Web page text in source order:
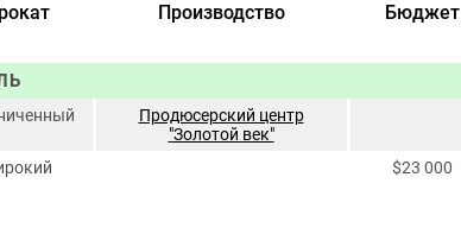
Производство Бюджет
Продюсерский центр
"Золотой век"
$23 000